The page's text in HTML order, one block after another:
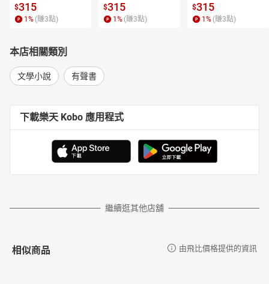
$315
1 % (賺3點)
$315
1 % (賺3點)
$315
1 % (賺3點)
本店相關類別
文學小說 有聲書
下載樂天 Kobo 應用程式
繼續逛其他店舖
相似商品 由飛比價格提供的資訊